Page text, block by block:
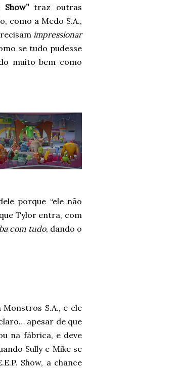
Show”traz outras
como a Medo S.A.,
impressionar
se tudo pudesse
muito bem como
porque “ele não
Tylor entra, com
com tudo, dando o
S.A., e ele
apesar de que
na fábrica, e deve
Sully e Mike se
Show, a chance